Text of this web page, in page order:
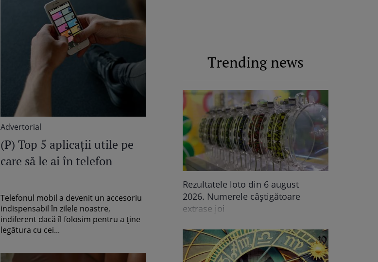
Advertorial
(P) Top 5 aplicații utile pe
care să le ai în telefon
Telefonul mobil a devenit un accesoriu
indispensabil în zilele noastre,
indiferent dacă îl folosim pentru a ține
legătura cu cei...
Trending news
Rezultatele loto din 6 august
2026. Numerele câștigătoare
extrase joi